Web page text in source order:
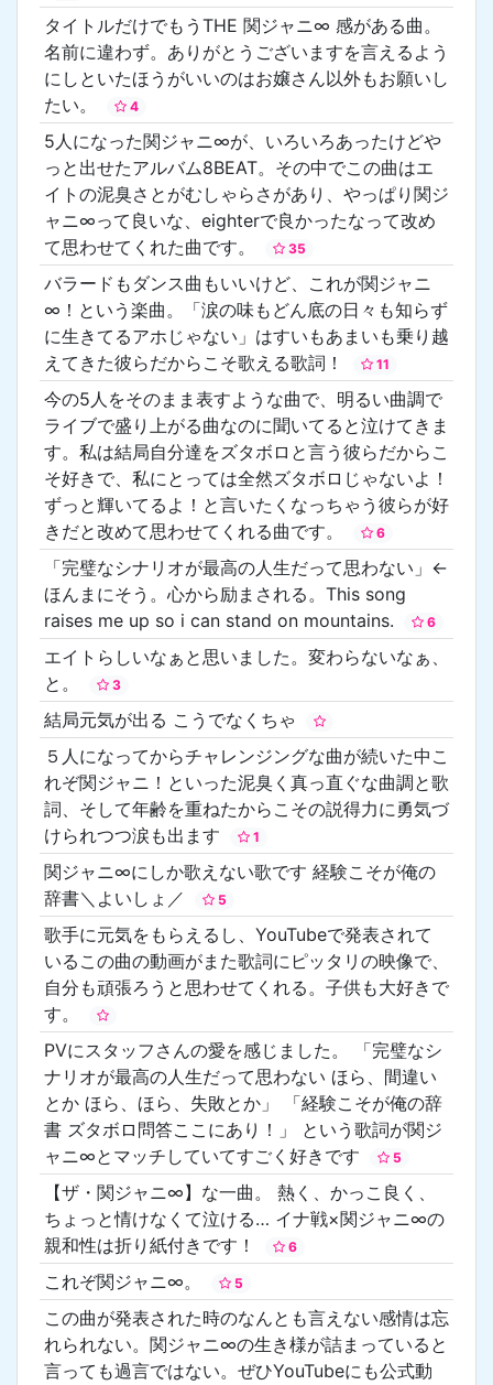
タイトルだけでもうTHE 関ジャニ∞ 感がある曲。
名前に違わず。ありがとうございますを言えるよう
にしといたほうがいいのはお嬢さん以外もお願いし
たい。
4
5人になった関ジャニ∞が、いろいろあったけどや
っと出せたアルバム8BEAT。その中でこの曲はエ
イトの泥臭さとがむしゃらさがあり、やっぱり関ジ
ャニ∞って良いな、eighterで良かったなって改め
て思わせてくれた曲です。
35
バラードもダンス曲もいいけど、これが関ジャニ
∞！という楽曲。「涙の味もどん底の日々も知らず
に生きてるアホじゃない」はすいもあまいも乗り越
えてきた彼らだからこそ歌える歌詞！
11
今の5人をそのまま表すような曲で、明るい曲調で
ライブで盛り上がる曲なのに聞いてると泣けてきま
す。私は結局自分達をズタボロと言う彼らだからこ
そ好きで、私にとっては全然ズタボロじゃないよ！
ずっと輝いてるよ！と言いたくなっちゃう彼らが好
きだと改めて思わせてくれる曲です。
6
「完璧なシナリオが最高の人生だって思わない」←
ほんまにそう。心から励まされる。This song
raises me up so i can stand on mountains.
6
エイトらしいなぁと思いました。変わらないなぁ、
と。
3
結局元気が出る こうでなくちゃ
５人になってからチャレンジングな曲が続いた中こ
れぞ関ジャニ！といった泥臭く真っ直ぐな曲調と歌
詞、そして年齢を重ねたからこその説得力に勇気づ
けられつつ涙も出ます
1
関ジャニ∞にしか歌えない歌です 経験こそが俺の
辞書＼よいしょ／
5
歌手に元気をもらえるし、YouTubeで発表されて
いるこの曲の動画がまた歌詞にピッタリの映像で、
自分も頑張ろうと思わせてくれる。子供も大好きで
す。
PVにスタッフさんの愛を感じました。 「完璧なシ
ナリオが最高の人生だって思わない ほら、間違い
とか ほら、ほら、失敗とか」 「経験こそが俺の辞
書 ズタボロ問答ここにあり！」 という歌詞が関ジ
ャニ∞とマッチしていてすごく好きです
5
【ザ・関ジャニ∞】な一曲。 熱く、かっこ良く、
ちょっと情けなくて泣ける… イナ戦×関ジャニ∞の
親和性は折り紙付きです！
6
これぞ関ジャニ∞。 5
この曲が発表された時のなんとも言えない感情は忘
れられない。関ジャニ∞の生き様が詰まっていると
言っても過言ではない。ぜひYouTubeにも公式動